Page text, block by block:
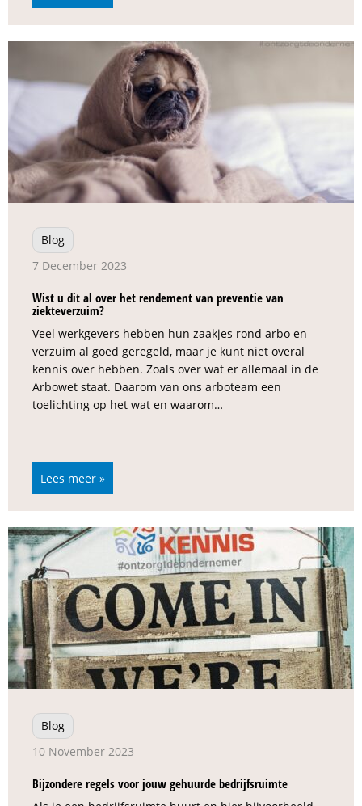
Blog
7 December 2023
Wist u dit al over het rendement van preventie van
ziekteverzuim?
Veel werkgevers hebben hun zaakjes rond arbo en
verzuim al goed geregeld, maar je kunt niet overal
kennis over hebben. Zoals over wat er allemaal in de
Arbowet staat. Daarom van ons arboteam een
toelichting op het wat en waarom…
Lees meer »
Blog
10 November 2023
Bijzondere regels voor jouw gehuurde bedrijfsruimte